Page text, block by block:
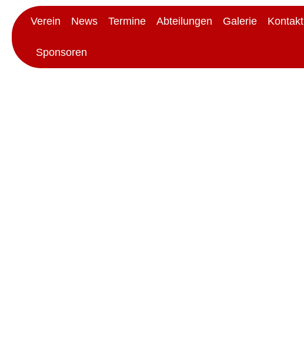
Verein News Termine Abteilungen Galerie Kontakt
Sponsoren